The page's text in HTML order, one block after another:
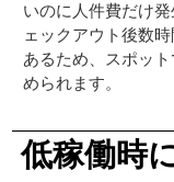
いのに人件費だけ
ェックアウト後数
あるため、スポッ
められます。
低稼働時